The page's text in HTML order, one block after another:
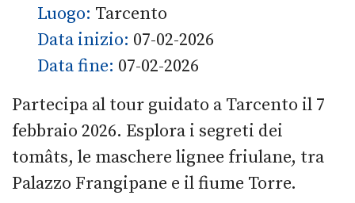
Luogo: Tarcento
Data inizio: 07-02-2026
Data fine: 07-02-2026
Partecipa al tour guidato a Tarcento il 7
febbraio 2026. Esplora i segreti dei
tomâts, le maschere lignee friulane, tra
Palazzo Frangipane e il fiume Torre.